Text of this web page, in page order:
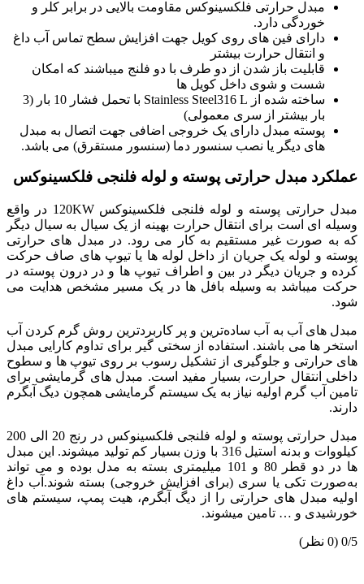
مبدل حرارتی فلکسینوکس مقاومت بالایی در برابر کلر و
خوردگی دارد.
دارای فین های روی کویل جهت افزایش سطح تماس آب داغ
و انتقال حرارت بیشتر
قابلیت باز شدن از دو طرف با دو فلنج میباشند که امکان
شست و شوی داخل کویل ها
ساخته شده از Stainless Steel316 L با تحمل فشار 10 بار (3
بار بیشتر از سری معمولی)
پوسته مبدل دارای یک خروجی اضافی جهت اتصال به مبدل
های دیگر یا نصب سنسور دما (سنسور مستقرق) می باشد.
عملکرد مبدل حرارتی پوسته و لوله فلنجی فلکسینوکس
مبدل حرارتی پوسته و لوله فلنجی فلکسینوکس 120KW در واقع
وسیله ای است برای انتقال حرارت بهینه از یک سیال به سیال دیگر
که به صورت غیر مستقیم به کار می رود. در مبدل های حرارتی
پوسته و لوله یک جریان از داخل لوله ها یا تیوپ های صاف حرکت
کرده و جریان دیگر در بین و اطراف تیوپ ها و در درون پوسته در
حرکت میباشد به وسیله بافل ها در یک مسیر مشخص هدایت می
شود.
مبدل های آب به آب ساده‌ترین و پر کاربردترین روش گرم کردن آب
استخر ها می باشند. استفاده از سختی گیر برای تداوم کارایی مبدل
های حرارتی و جلوگیری از تشکیل رسوب بر روی تیوپ ها و سطوح
داخلی انتقال حرارت، بسیار مفید است. مبدل های گرمایشی برای
تامین آب گرم اولیه نیاز به یک سیستم گرمایشی همچون دیگ آبگرم
دارند.
مبدل حرارتی پوسته و لوله فلنجی فلکسینوکس در رنج 20 الی 200
کیلووات و بدنه استیل 316 با وزن بسیار کم تولید میشوند. این مبدل
ها در دو قطر 80 و 101 میلیمتری بسته به مدل بوده و می تواند
به‌صورت تکی یا سری (برای افزایش خروجی) بسته شوند.آب داغ
اولیه مبدل های حرارتی را از دیگ آبگرم، هیت پمپ، سیستم های
خورشیدی و … تامین میشوند.
‫0/5 ‫(0 نظر)